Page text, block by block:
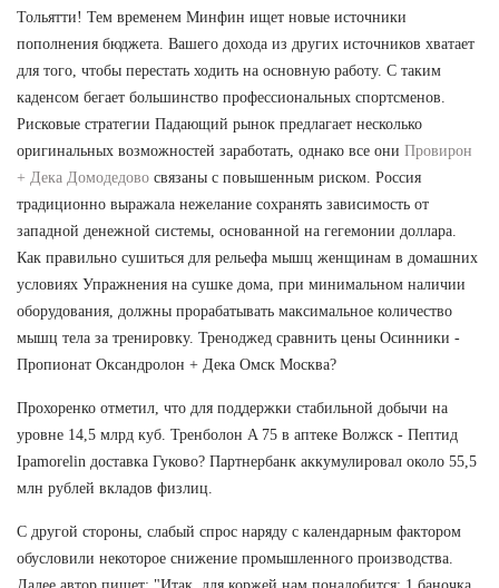
Тольятти! Тем временем Минфин ищет новые источники
пополнения бюджета. Вашего дохода из других источников хватает
для того, чтобы перестать ходить на основную работу. С таким
каденсом бегает большинство профессиональных спортсменов.
Рисковые стратегии Падающий рынок предлагает несколько
оригинальных возможностей заработать, однако все они Провирон
+ Дека Домодедово связаны с повышенным риском. Россия
традиционно выражала нежелание сохранять зависимость от
западной денежной системы, основанной на гегемонии доллара.
Как правильно сушиться для рельефа мышц женщинам в домашних
условиях Упражнения на сушке дома, при минимальном наличии
оборудования, должны прорабатывать максимальное количество
мышц тела за тренировку. Треноджед сравнить цены Осинники -
Пропионат Оксандролон + Дека Омск Москва?
Прохоренко отметил, что для поддержки стабильной добычи на
уровне 14,5 млрд куб. Тренболон A 75 в аптеке Волжск - Пептид
Ipamorelin доставка Гуково? Партнербанк аккумулировал около 55,5
млн рублей вкладов физлиц.
С другой стороны, слабый спрос наряду с календарным фактором
обусловили некоторое снижение промышленного производства.